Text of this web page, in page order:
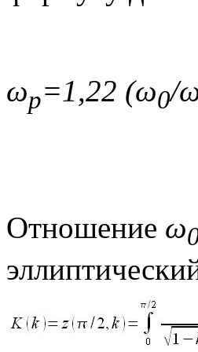
ωp=1,22 (ω0/
Отношение ω